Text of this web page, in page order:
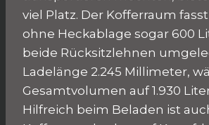
viel Platz. Der Kofferraum
ohne Heckablage sogar 600
beide Rücksitzlehnen
Ladelänge 2.245 Millimeter,
Gesamtvolumen auf 1.930
Hilfreich beim Beladen ist